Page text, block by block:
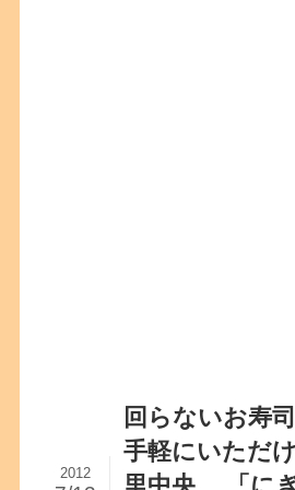
回らないお寿
手軽にいただ
里中央 「に
2012